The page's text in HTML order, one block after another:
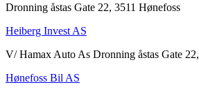
Dronning åstas Gate 22, 3511 Hønefoss
Heiberg Invest AS
V/ Hamax Auto As Dronning åstas Gate
Hønefoss Bil AS